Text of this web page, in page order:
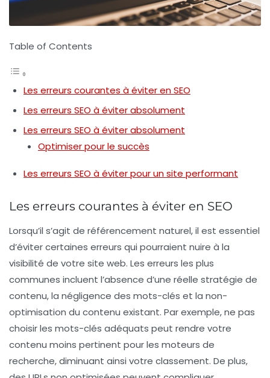
Table of Contents
Les erreurs courantes à éviter en SEO
Les erreurs SEO à éviter absolument
Les erreurs SEO à éviter absolument
Optimiser pour le succès
Les erreurs SEO à éviter pour un site performant
Les erreurs courantes à éviter en SEO
Lorsqu’il s’agit de référencement naturel, il est essentiel
d’éviter certaines erreurs qui pourraient nuire à la
visibilité de votre site web. Les erreurs les plus
communes incluent l’absence d’une réelle stratégie de
contenu, la négligence des mots-clés et la non-
optimisation du contenu existant. Par exemple, ne pas
choisir les mots-clés adéquats peut rendre votre
contenu moins pertinent pour les moteurs de
recherche, diminuant ainsi votre classement. De plus,